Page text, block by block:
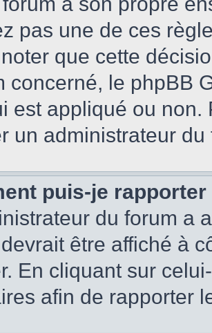
pas une de ces
que cette
concerné, le phpBB
est appliqué ou non.
un administrateur du
puis-je
du forum a
être affiché à
En cliquant sur
afin de rapporter